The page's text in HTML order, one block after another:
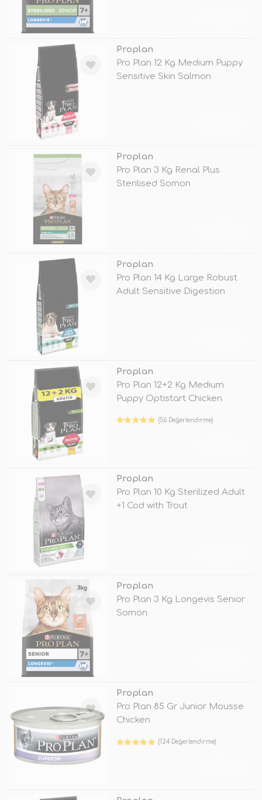
Proplan
Pro Plan 12 Kg Medium Puppy
Sensitive Skin Salmon
Proplan
Pro Plan 3 Kg Renal Plus
Sterilised Somon
Proplan
Pro Plan 14 Kg Large Robust
Adult Sensitive Digestion
Proplan
Pro Plan 12+2 Kg Medium
Puppy Optistart Chicken
(56 Değerlendirme)
Proplan
Pro Plan 10 Kg Sterilized Adult
+1 Cod with Trout
Proplan
Pro Plan 3 Kg Longevis Senior
Somon
Proplan
Pro Plan 85 Gr Junior Mousse
Chicken
(124 Değerlendirme)